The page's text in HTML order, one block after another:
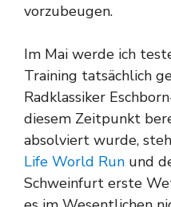
vorzubeugen.
Im Mai werde ich
Training tatsächlich
Radklassiker
diesem Zeitpunkt
absolviert wurde,
Life World Run und
Schweinfurt erste